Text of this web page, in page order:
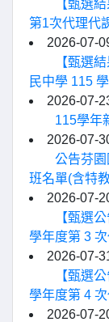
【甄選
第1次代理代
2026-07-
【甄選
民中學 115
2026-07-
115學年
2026-07-
公告芬
班名單(含特
2026-07-
【甄選
學年度第 3
2026-07-
【甄選
學年度第 4
2026-07-